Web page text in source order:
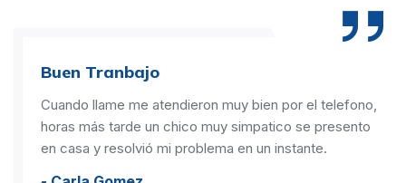
Buen Tranbajo
Cuando llame me atendieron muy bien por el telefono,
horas más tarde un chico muy simpatico se presento
en casa y resolvió mi problema en un instante.